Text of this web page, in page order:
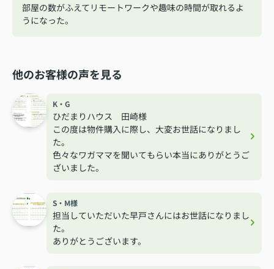
部屋の数がふえてリモートワークや趣味の時間が取れるよ
うになった。
他のお客様の声を見る
K・G
ひだまりハウス 田崎様
この度は物件購入に際し、大変お世話になりまし
た。
色々なワガママを聞いてもらい本当にありがとうご
ざいました。
S・M様
担当していただいた早戸さんにはお世話になりまし
た。
ありがとうございます。